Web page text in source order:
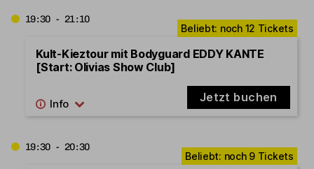
19:30 - 21:10
Kult-Kieztour mit Bodyguard EDDY KANTE
[Start: Olivias Show Club]
Jetzt buchen
19:30 - 20:30